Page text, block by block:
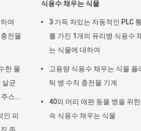
여
전물
한 물
살균
스
인 피
식용수 채우는 식물
3 가득 차있는 자동적인 PLC
를 가진 1개의 유리병 식용수
는 식물에 대하여
고용량 식용수 채우는 식물 플
틱 병 수직 충전물 기계
40의 머리 애완 동물 병을 위
속 식용수 채우는 식물